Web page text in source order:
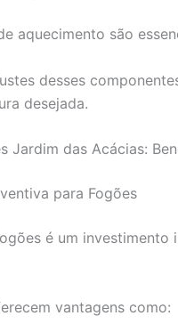
aquecimento são
desses
desejada.
Jardim das Acácias:
para Fogões
é um
vantagens como: